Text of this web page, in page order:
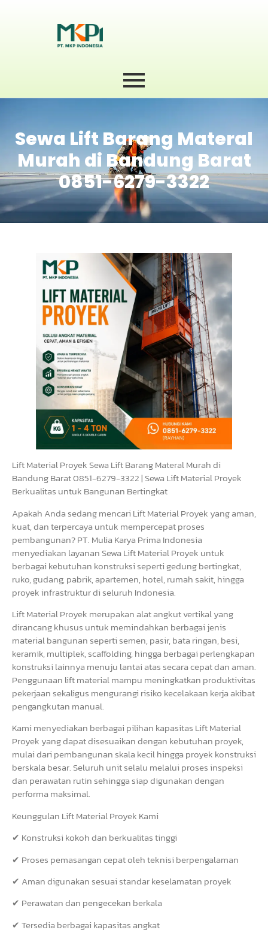
Sewa Lift Barang Materal
Murah di Bandung Barat
0851-6279-3322
Lift Material Proyek Sewa Lift Barang Materal Murah di
Bandung Barat 0851-6279-3322 | Sewa Lift Material Proyek
Berkualitas untuk Bangunan Bertingkat
Apakah Anda sedang mencari Lift Material Proyek yang aman,
kuat, dan terpercaya untuk mempercepat proses
pembangunan? PT. Mulia Karya Prima Indonesia
menyediakan layanan Sewa Lift Material Proyek untuk
berbagai kebutuhan konstruksi seperti gedung bertingkat,
ruko, gudang, pabrik, apartemen, hotel, rumah sakit, hingga
proyek infrastruktur di seluruh Indonesia.
Lift Material Proyek merupakan alat angkut vertikal yang
dirancang khusus untuk memindahkan berbagai jenis
material bangunan seperti semen, pasir, bata ringan, besi,
keramik, multiplek, scaffolding, hingga berbagai perlengkapan
konstruksi lainnya menuju lantai atas secara cepat dan aman.
Penggunaan lift material mampu meningkatkan produktivitas
pekerjaan sekaligus mengurangi risiko kecelakaan kerja akibat
pengangkutan manual.
Kami menyediakan berbagai pilihan kapasitas Lift Material
Proyek yang dapat disesuaikan dengan kebutuhan proyek,
mulai dari pembangunan skala kecil hingga proyek konstruksi
berskala besar. Seluruh unit selalu melalui proses inspeksi
dan perawatan rutin sehingga siap digunakan dengan
performa maksimal.
Keunggulan Lift Material Proyek Kami
✔ Konstruksi kokoh dan berkualitas tinggi
✔ Proses pemasangan cepat oleh teknisi berpengalaman
✔ Aman digunakan sesuai standar keselamatan proyek
✔ Perawatan dan pengecekan berkala
✔ Tersedia berbagai kapasitas angkat